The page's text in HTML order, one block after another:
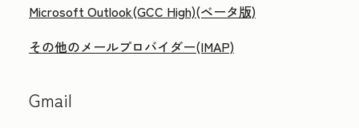
Microsoft Outlook(GCC High)(ベータ版)
その他のメールプロバイダー(IMAP)
Gmail